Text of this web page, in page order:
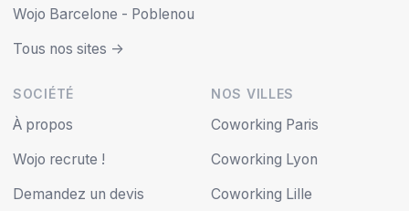
Wojo Barcelone - Poblenou
Tous nos sites ->
SOCIÉTÉ
À propos
Wojo recrute !
Demandez un devis
NOS VILLES
Coworking Paris
Coworking Lyon
Coworking Lille